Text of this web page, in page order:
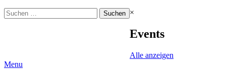
Suchen
nach:
×
Events
Alle anzeigen
Menu